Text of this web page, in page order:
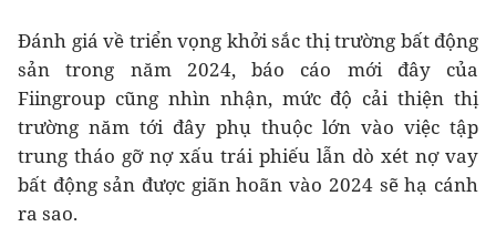
Đánh giá về triển vọng khởi sắc thị trường bất động
sản trong năm 2024, báo cáo mới đây của
Fiingroup cũng nhìn nhận, mức độ cải thiện thị
trường năm tới đây phụ thuộc lớn vào việc tập
trung tháo gỡ nợ xấu trái phiếu lẫn dò xét nợ vay
bất động sản được giãn hoãn vào 2024 sẽ hạ cánh
ra sao.